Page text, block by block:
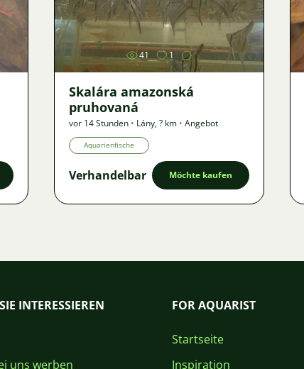
Bild
41 1
Skalára amazonská
pruhovaná
vor 14 Stunden • Lány,? km • Angebot
Aquarienfische
Verhandelbar Möchte kaufen
INTERESSIEREN
uns werben
FOR AQUARIST
Startseite
Inspiration